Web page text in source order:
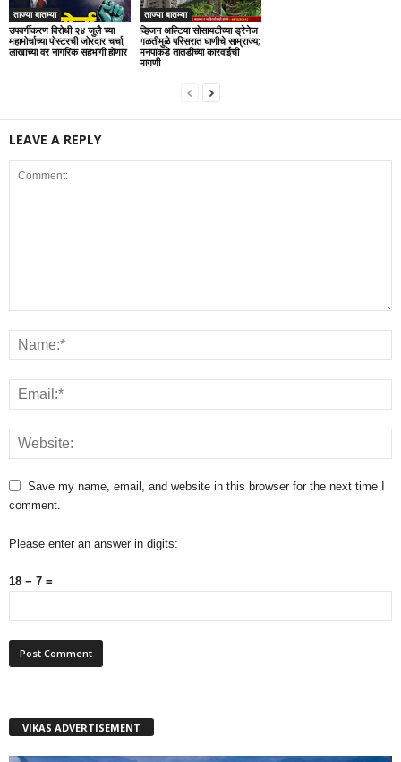
ताज्या बातम्या
उपवर्गीकरण विरोधी २४ जुलै च्या
महामोर्चाच्या पोस्टरची जोरदार चर्चा;
लाखाच्या वर नागरिक सहभागी होणार
ताज्या बातम्या
व्हिजन अल्टिया सोसायटीच्या ड्रेनेज
गळतीमुळे परिसरात घाणीचे साम्राज्य;
मनपाकडे तातडीच्या कारवाईची
मागणी
LEAVE A REPLY
Save my name, email, and website in this browser for the next time I
comment.
Please enter an answer in digits:
18 − 7 =
VIKAS ADVERTISEMENT